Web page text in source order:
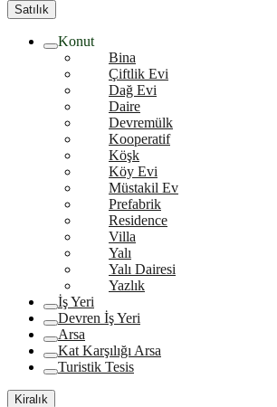
Satılık
Konut
Bina
Çiftlik Evi
Dağ Evi
Daire
Devremülk
Kooperatif
Köşk
Köy Evi
Müstakil Ev
Prefabrik
Residence
Villa
Yalı
Yalı Dairesi
Yazlık
İş Yeri
Devren İş Yeri
Arsa
Kat Karşılığı Arsa
Turistik Tesis
Kiralık